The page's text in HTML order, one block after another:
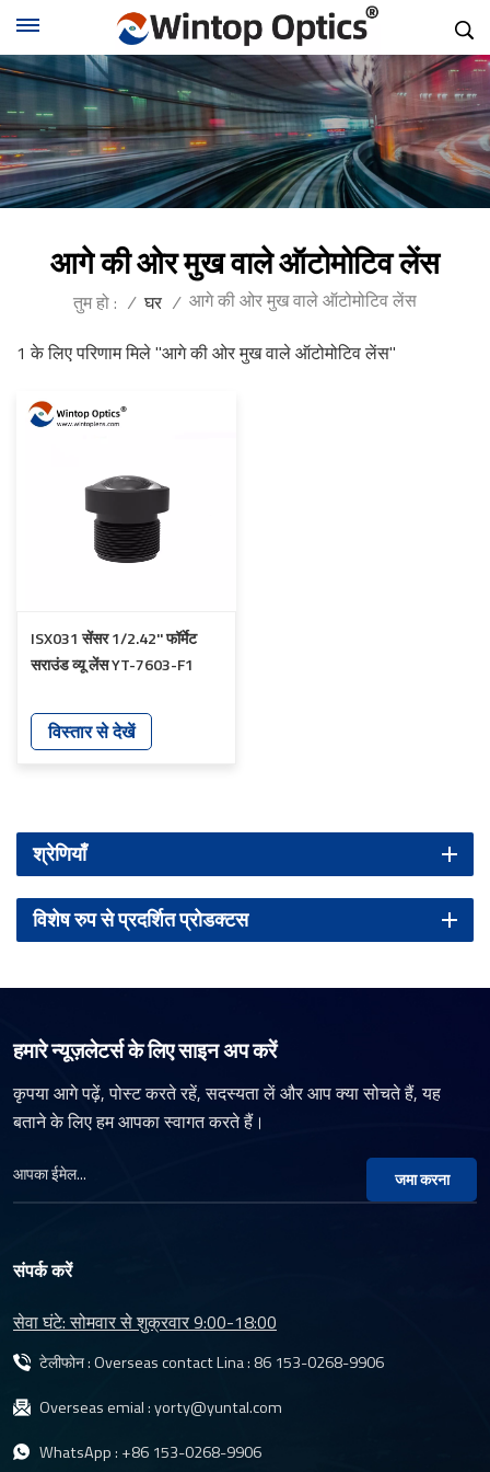
आगे की ओर मुख वाले ऑटोमोटिव लेंस
तुम हो : / घर / आगे की ओर मुख वाले ऑटोमोटिव लेंस
1 के लिए परिणाम मिले "आगे की ओर मुख वाले ऑटोमोटिव लेंस"
ISX031 सेंसर 1/2.42'' फॉर्मेट
सराउंड व्यू लेंस YT-7603-F1
विस्तार से देखें
श्रेणियाँ
विशेष रुप से प्रदर्शित प्रोडक्टस
हमारे न्यूज़लेटर्स के लिए साइन अप करें
कृपया आगे पढ़ें, पोस्ट करते रहें, सदस्यता लें और आप क्या सोचते हैं, यह
बताने के लिए हम आपका स्वागत करते हैं।
जमा करना
संपर्क करें
सेवा घंटे: सोमवार से शुक्रवार 9:00-18:00
टेलीफोन : Overseas contact Lina : 86 153-0268-9906
Overseas emial :yorty@yuntal.com
WhatsApp : +86 153-0268-9906